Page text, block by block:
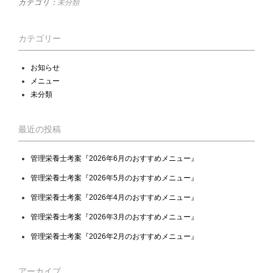
カテゴリ： 未分類
カテゴリー
お知らせ
メニュー
未分類
最近の投稿
管理栄養士考案『2026年6月のおすすめメニュー』
管理栄養士考案『2026年5月のおすすめメニュー』
管理栄養士考案『2026年4月のおすすめメニュー』
管理栄養士考案『2026年3月のおすすめメニュー』
管理栄養士考案『2026年2月のおすすめメニュー』
アーカイブ